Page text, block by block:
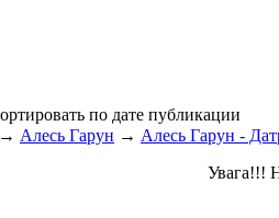
по дате публикации
→ Алесь Гарун → Алесь Гарун -
Увага!!!